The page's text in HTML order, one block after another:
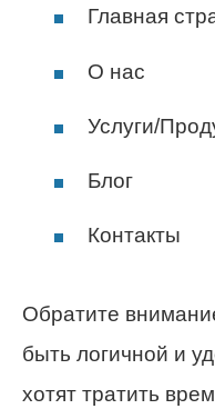
Главная
О нас
Услуги/
Блог
Контакты
Обратите
быть логичной и
хотят тратить